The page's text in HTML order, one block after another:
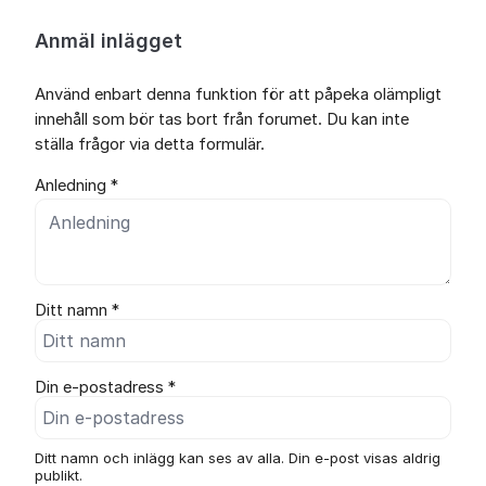
Anmäl inlägget
Använd enbart denna funktion för att påpeka olämpligt
innehåll som bör tas bort från forumet. Du kan inte
ställa frågor via detta formulär.
Anledning *
Ditt namn *
Din e-postadress *
Ditt namn och inlägg kan ses av alla. Din e-post visas aldrig
publikt.